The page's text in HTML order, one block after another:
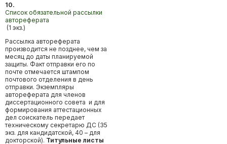
10.
Список обязательной рассылки
автореферата
(1 экз.)
Рассылка автореферата
производится не позднее, чем за
месяц до даты планируемой
защиты. Факт отправки его по
почте отмечается штампом
почтового отделения в день
отправки. Экземпляры
автореферата для членов
диссертационного совета и для
формирования аттестационных
дел соискатель передает
техническому секретарю ДС (35
экз. для кандидатской, 40 – для
докторской). Титульные листы